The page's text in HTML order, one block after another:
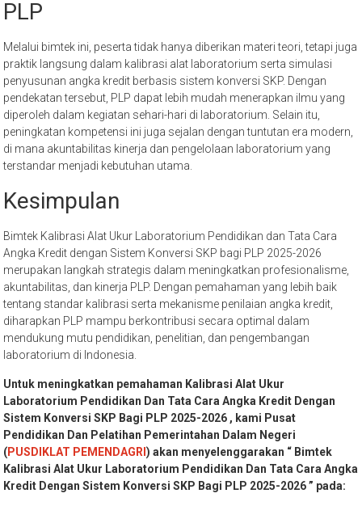
PLP
Melalui bimtek ini, peserta tidak hanya diberikan materi teori, tetapi juga
praktik langsung dalam kalibrasi alat laboratorium serta simulasi
penyusunan angka kredit berbasis sistem konversi SKP. Dengan
pendekatan tersebut, PLP dapat lebih mudah menerapkan ilmu yang
diperoleh dalam kegiatan sehari-hari di laboratorium. Selain itu,
peningkatan kompetensi ini juga sejalan dengan tuntutan era modern,
di mana akuntabilitas kinerja dan pengelolaan laboratorium yang
terstandar menjadi kebutuhan utama.
Kesimpulan
Bimtek Kalibrasi Alat Ukur Laboratorium Pendidikan dan Tata Cara
Angka Kredit dengan Sistem Konversi SKP bagi PLP 2025-2026
merupakan langkah strategis dalam meningkatkan profesionalisme,
akuntabilitas, dan kinerja PLP. Dengan pemahaman yang lebih baik
tentang standar kalibrasi serta mekanisme penilaian angka kredit,
diharapkan PLP mampu berkontribusi secara optimal dalam
mendukung mutu pendidikan, penelitian, dan pengembangan
laboratorium di Indonesia.
Untuk meningkatkan pemahaman Kalibrasi Alat Ukur
Laboratorium Pendidikan Dan Tata Cara Angka Kredit Dengan
Sistem Konversi SKP Bagi PLP 2025-2026 , kami Pusat
Pendidikan Dan Pelatihan Pemerintahan Dalam Negeri
(PUSDIKLAT PEMENDAGRI) akan menyelenggarakan “ Bimtek
Kalibrasi Alat Ukur Laboratorium Pendidikan Dan Tata Cara Angka
Kredit Dengan Sistem Konversi SKP Bagi PLP 2025-2026 ” pada: